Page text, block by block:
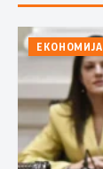
ЕКОНОМИЈА